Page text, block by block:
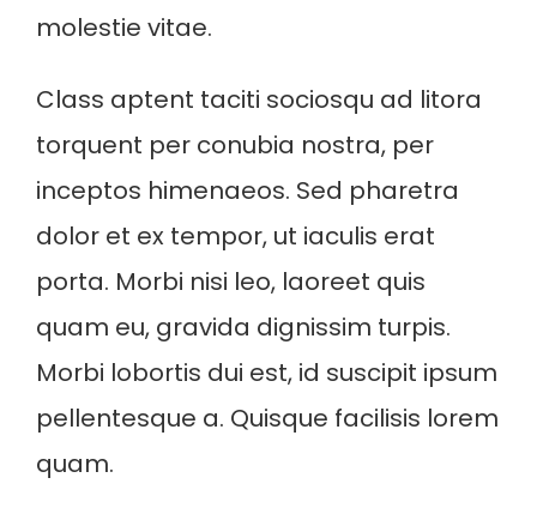
molestie vitae.
Class aptent taciti sociosqu ad litora
torquent per conubia nostra, per
inceptos himenaeos. Sed pharetra
dolor et ex tempor, ut iaculis erat
porta. Morbi nisi leo, laoreet quis
quam eu, gravida dignissim turpis.
Morbi lobortis dui est, id suscipit ipsum
pellentesque a. Quisque facilisis lorem
quam.